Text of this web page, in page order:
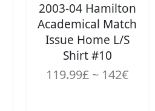
2003-04 Hamilton
Academical Match
Issue Home L/S
Shirt #10
119.99£ ~ 142€